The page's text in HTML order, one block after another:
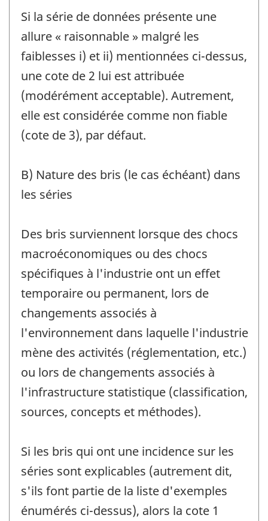
Si la série de données présente une
allure « raisonnable » malgré les
faiblesses i) et ii) mentionnées ci-dessus,
une cote de 2 lui est attribuée
(modérément acceptable). Autrement,
elle est considérée comme non fiable
(cote de 3), par défaut.
B) Nature des bris (le cas échéant) dans
les séries
Des bris surviennent lorsque des chocs
macroéconomiques ou des chocs
spécifiques à l'industrie ont un effet
temporaire ou permanent, lors de
changements associés à
l'environnement dans laquelle l'industrie
mène des activités (réglementation, etc.)
ou lors de changements associés à
l'infrastructure statistique (classification,
sources, concepts et méthodes).
Si les bris qui ont une incidence sur les
séries sont explicables (autrement dit,
s'ils font partie de la liste d'exemples
énumérés ci-dessus), alors la cote 1